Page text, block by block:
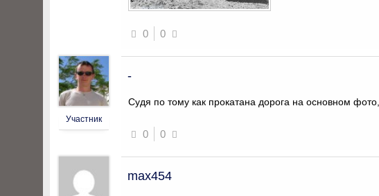
0 0
Участник
-
Судя по тому как прокатана дорога на основном
0 0
max454